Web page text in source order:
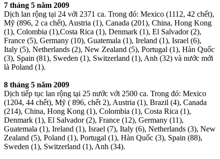
7 tháng 5 năm 2009
Dịch lan rộng tại 24 với 2371 ca. Trong đó: Mexico (1112, 42 chết),
Mỹ (896, 2 ca chết), Austria (1), Canada (201), China, Hong Kong
(1), Colombia (1),Costa Rica (1), Denmark (1), El Salvador (2),
France (5), Germany (10), Guatemala (1), Ireland (1), Israel (6),
Italy (5), Netherlands (2), New Zealand (5), Portugal (1), Hàn Quốc
(3), Spain (81), Sweden (1), Switzerland (1), Anh (32) và nước mới
là Poland (1).
8 tháng 5 năm 2009
Dịch tiếp tục lan rộng tại 25 nước với 2500 ca. Trong đó: Mexico
(1204, 44 chết), Mỹ ( 896, chết 2), Austria (1), Brazil (4), Canada
(214), China, Hong Kong (1), Colombia (1), Costa Rica (1),
Denmark (1), El Salvador (2), France (12), Germany (11),
Guatemala (1), Ireland (1), Israel (7), Italy (6), Netherlands (3), New
Zealand (5), Poland (1), Portugal (1), Hàn Quốc (3), Spain (88),
Sweden (1), Switzerland (1), Anh (34).